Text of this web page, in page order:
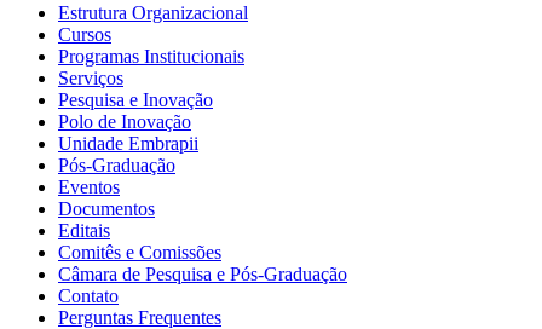
Estrutura Organizacional
Cursos
Programas Institucionais
Serviços
Pesquisa e Inovação
Polo de Inovação
Unidade Embrapii
Pós-Graduação
Eventos
Documentos
Editais
Comitês e Comissões
Câmara de Pesquisa e Pós-Graduação
Contato
Perguntas Frequentes